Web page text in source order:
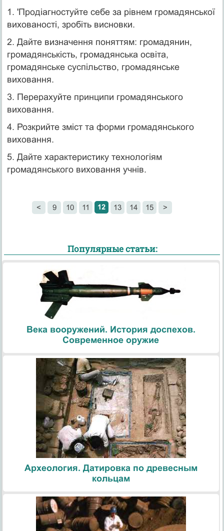
1. 'Продіагностуйте себе за рівнем громадянської
вихованості, зробіть висновки.
2. Дайте визначення поняттям: громадянин,
громадянськість, громадянська освіта,
громадянське суспільство, громадянське
виховання.
3. Перерахуйте принципи громадянського
виховання.
4. Розкрийте зміст та форми громадянського
виховання.
5. Дайте характеристику технологіям
громадянського виховання учнів.
< 9 10 11 12 13 14 15 >
Популярные статьи:
Века вооружений. История доспехов.
Современное оружие
Археология. Датировка по древесным
кольцам